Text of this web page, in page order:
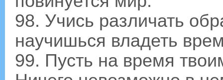
98. Учись различать
научишься владеть
99. Пусть на время